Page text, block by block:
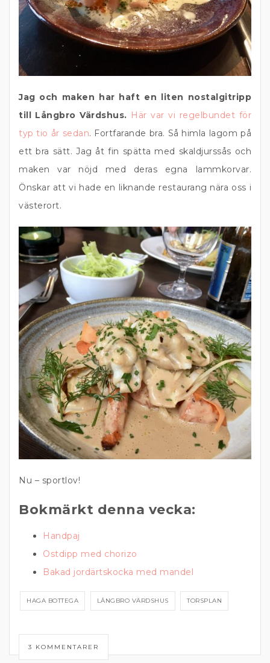
Jag och maken har haft en liten nostalgitripp
till Långbro Värdshus. Här var vi regelbundet för
typ tio år sedan. Fortfarande bra. Så himla lagom på
ett bra sätt. Jag åt fin spätta med skaldjurssås och
maken var nöjd med deras egna lammkorvar.
Önskar att vi hade en liknande restaurang nära oss i
västerort.
Nu – sportlov!
Bokmärkt denna vecka:
Handpaj
Ostdipp med chorizo
Bakad jordärtskocka med mandel
HAGA BOTTEGA LÅNGBRO VÄRDSHUS TORSPLAN
3 KOMMENTARER